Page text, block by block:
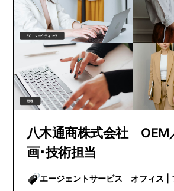
八木通商株式会社
画･技術担当
エージェントサービス オフィス | ファッション・